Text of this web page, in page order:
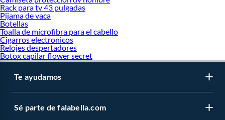
Rack para tv 43 pulgadas
Pijama de vaca
Botellas
Toalla de microfibra para el cabello
Cigarros electronicos
Relojes despertadores
Botox capilar flower secret
Te ayudamos
Sé parte de falabella.com